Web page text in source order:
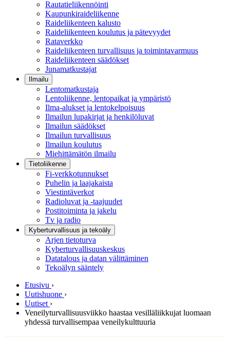
Rautatieliikennöinti
Kaupunkiraideliikenne
Raideliikenteen kalusto
Raideliikenteen koulutus ja pätevyydet
Rataverkko
Raideliikenteen turvallisuus ja toimintavarmuus
Raideliikenteen säädökset
Junamatkustajat
Ilmailu
Lentomatkustaja
Lentoliikenne, lentopaikat ja ympäristö
Ilma-alukset ja lentokelpoisuus
Ilmailun lupakirjat ja henkilöluvat
Ilmailun säädökset
Ilmailun turvallisuus
Ilmailun koulutus
Miehittämätön ilmailu
Tietoliikenne
Fi-verkkotunnukset
Puhelin ja laajakaista
Viestintäverkot
Radioluvat ja -taajuudet
Postitoiminta ja jakelu
Tv ja radio
Kyberturvallisuus ja tekoäly
Arjen tietoturva
Kyberturvallisuuskeskus
Datatalous ja datan välittäminen
Tekoälyn sääntely
Etusivu ›
Uutishuone ›
Uutiset ›
Veneilyturvallisuusviikko haastaa vesilläliikkujat luomaan
yhdessä turvallisempaa veneilykulttuuria